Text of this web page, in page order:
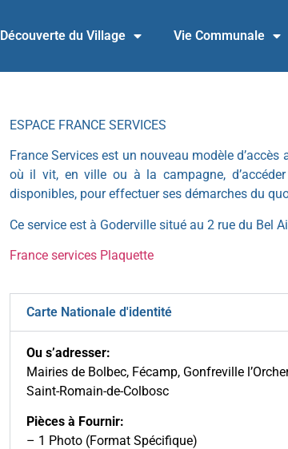
Découverte du Village Vie Communale
ESPACE FRANCE SERVICES
France Services est un nouveau modèle
où il vit, en ville ou à la campagne,
disponibles, pour effectuer ses démarches du
Ce service est à Goderville situé au 2 rue du Bel
France services Plaquette
Carte Nationale d'identité
Ou s’adresser:
Mairies de Bolbec, Fécamp, Gonfreville
Saint-Romain-de-Colbosc
Pièces à Fournir:
– 1 Photo (Format Spécifique)